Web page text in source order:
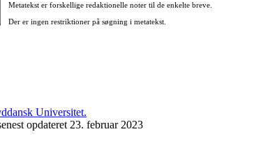
Metatekst er forskellige redaktionelle noter til de enkelte breve.
Der er ingen restriktioner på søgning i metatekst.
opdateret 23. februar 2023